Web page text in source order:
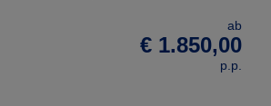
ab
€ 1.850,00
p.p.